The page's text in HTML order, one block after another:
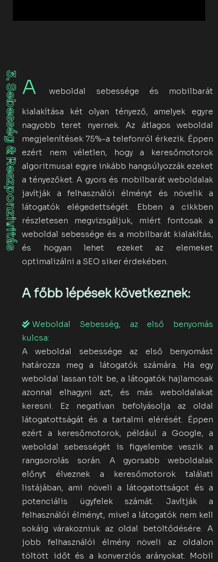
3. Sebesség & ReszponzivitásA
weboldal sebessége és mobilbarát
kialakítása két olyan tényező, amelyek egyre
nagyobb teret nyernek. Az átlagos weboldal
megjelenítések 75%-a telefonról érkezik. Éppen
ezért nem véletlen, hogy a keresőmotorok
algoritmusai egyre inkább hangsúlyozzák ezeket
a tényezőket. A gyors és mobilbarát weboldalak
javítják a felhasználói élményt és növelik a
látogatók elégedettségét. Ebben a cikkben
részletesen megvizsgáljuk, miért fontosak a
weboldal sebessége és a mobilbarát kialakítás,
és hogyan lehet ezeket az elemeket
optimalizálni a SEO siker érdekében.
A főbb lépések következnek:
Weboldal Sebesség, az első benyomás
kulcsa:
A weboldal sebessége az első benyomást
határozza meg a látogatók számára. Ha egy
weboldal lassan tölt be, a látogatók hajlamosak
azonnal elhagyni azt, és más weboldalakat
keresni. Ez negatívan befolyásolja az oldal
látogatottságát és a tartalmi elérését. Éppen
ezért a keresőmotorok, például a Google, a
weboldal sebességét is figyelembe veszik a
rangsorolás során. A gyorsabb weboldalak
előnyt élveznek a keresőmotorok találati
listájában, ami növeli a látogatottságot és a
potenciális ügyfelek számát. Javítják a
felhasználói élményt, mivel a látogatók nem kell
sokáig várakozniuk az oldal betöltődésére. A
jobb felhasználói élmény növeli az oldalon
töltött időt és a konverziós arányokat. Mobil